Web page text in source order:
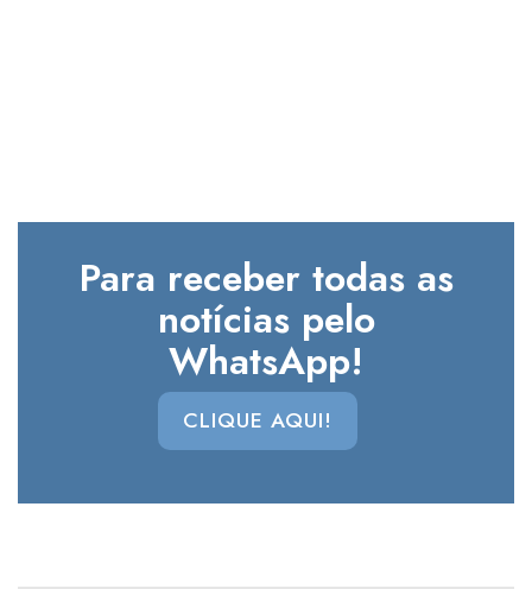
Para receber todas as
notícias pelo
WhatsApp!
CLIQUE AQUI!